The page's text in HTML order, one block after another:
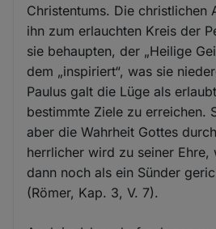
Christentums. Die christlichen
ihn zum erlauchten Kreis der
sie behaupten, der „Heilige
dem „inspiriert“, was sie
Paulus galt die Lüge als
bestimmte Ziele zu erreichen.
aber die Wahrheit Gottes
herrlicher wird zu seiner Ehre,
dann noch als ein Sünder
(Römer, Kap. 3, V. 7).